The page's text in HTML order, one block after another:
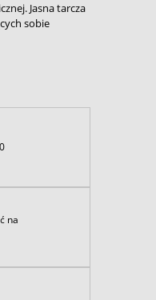
Jasna tarcza
sobie
na